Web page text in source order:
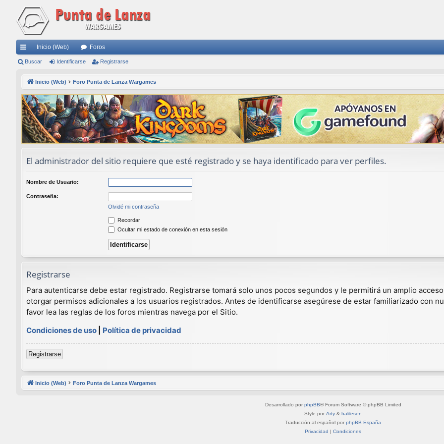
nl
rá
pi
do
Inicio (Web) Foros
Buscar Identificarse Registrarse
Inicio (Web) Foro Punta de Lanza Wargames
El administrador del sitio requiere que esté registrado y se haya identificado para ver perfiles.
Nombre de Usuario:
Contraseña:
Olvidé mi contraseña
Recordar
Ocultar mi estado de conexión en esta sesión
Registrarse
Para autenticarse debe estar registrado. Registrarse tomará solo unos pocos segundos y le permitirá un amplio
otorgar permisos adicionales a los usuarios registrados. Antes de identificarse asegúrese de estar familiarizado con
favor lea las reglas de los foros mientras navega por el Sitio.
Condiciones de uso
Política de privacidad
Registrarse
Inicio (Web) Foro Punta de Lanza Wargames
Desarrollado por phpBB® Forum Software © phpBB Limited
Style por Arty & halilesen
Traducción al español por phpBB España
Privacidad | Condiciones